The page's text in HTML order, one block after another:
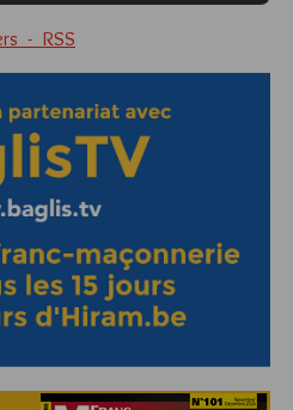
- RSS